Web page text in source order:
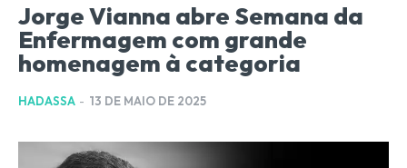
Jorge Vianna abre Semana da
Enfermagem com grande
homenagem à categoria
HADASSA - 13 DE MAIO DE 2025